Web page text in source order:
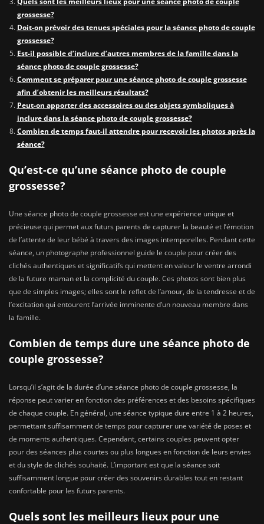
grossesse?
Doit-on prévoir des tenues spéciales pour la séance photo de couple
grossesse?
Est-il possible d’inclure d’autres membres de la famille dans la
séance photo de couple grossesse?
Comment se préparer pour une séance photo de couple grossesse
afin d’obtenir les meilleurs résultats?
Peut-on apporter des accessoires ou des objets symboliques à
inclure dans la séance photo de couple grossesse?
Combien de temps faut-il attendre pour recevoir les photos après la
séance?
Qu’est-ce qu’une séance photo de couple
grossesse?
Une séance photo de couple grossesse est une expérience unique et
précieuse qui permet aux futurs parents de capturer la beauté et l’émotion
de l’attente de leur bébé à travers des images intemporelles. Pendant cette
séance, un photographe professionnel guide le couple pour créer des
clichés authentiques et significatifs qui mettent en valeur le ventre arrondi
de la future maman et la complicité du couple. Ces photos sont bien plus
que de simples images; elles sont le reflet de l’amour, de la tendresse et de
l’excitation qui entourent l’arrivée imminente d’un nouveau membre dans
la famille.
Combien de temps dure une séance photo de
couple grossesse?
Lorsqu’il s’agit de la durée d’une séance photo de couple grossesse, la
réponse peut varier en fonction des préférences et des besoins spécifiques
de chaque couple. En général, une séance typique dure entre 1 à 2 heures,
permettant suffisamment de temps pour capturer une variété de poses et
de moments authentiques. Cependant, certains couples peuvent opter
pour des séances plus courtes ou plus longues en fonction de leurs envies
et du style de clichés souhaité. L’important est que la séance soit
suffisamment longue pour créer des souvenirs durables tout en restant
confortable pour les futurs parents.
Quels sont les meilleurs lieux pour une